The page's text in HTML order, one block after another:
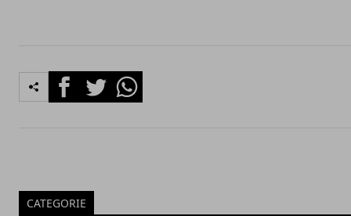
FacebookTwitterWhatsapp
CATEGORIE